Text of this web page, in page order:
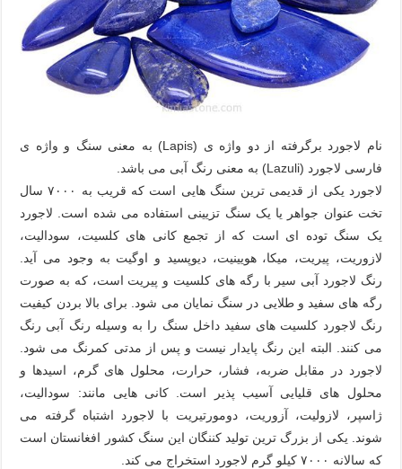
نام لاجورد برگرفته از دو واژه ی (Lapis) به معنی سنگ و واژه ی
فارسی لاجورد (Lazuli) به معنی رنگ آبی می باشد.
لاجورد یکی از قدیمی ترین سنگ هایی است که قریب به ٧٠٠٠ سال
تخت عنوان جواهر یا یک سنگ تزیینی استفاده می شده است. لاجورد
یک سنگ توده ای است که از تجمع کانی های کلسیت، سودالیت،
لازوریت، پیریت، میکا، هویینیت، دیوپسید و اوگیت به وجود می آید.
رنگ لاجورد آبی سیر با رگه های کلسیت و پیریت است، که به صورت
رگه های سفید و طلایی در سنگ نمایان می شود. برای بالا بردن کیفیت
رنگ لاجورد کلسیت های سفید داخل سنگ را به وسیله رنگ آبی رنگ
می کنند. البته این رنگ پایدار نیست و پس از مدتی کمرنگ می شود.
لاجورد در مقابل ضربه، فشار، حرارت، محلول های گرم، اسیدها و
محلول های قلیایی آسیب پذیر است. کانی هایی مانند: سودالیت،
ژاسپر، لازولیت، آزوریت، دومورتیریت با لاجورد اشتباه گرفته می
شوند. یکی از بزرگ ترین تولید کننگان این سنگ کشور افغانستان است
که سالانه ۷٠٠٠ کیلو گرم لاجورد استخراج می کند.